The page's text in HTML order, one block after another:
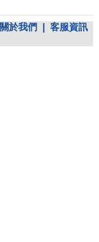
關於我們
客服資訊